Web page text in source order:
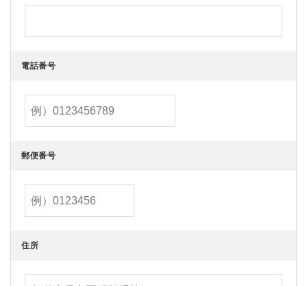
電話番号
郵便番号
住所